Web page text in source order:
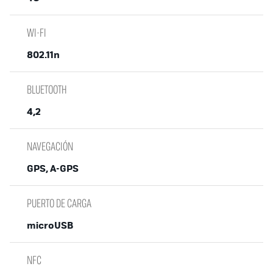
WI-FI
802.11n
BLUETOOTH
4,2
NAVEGACIÓN
GPS, A-GPS
PUERTO DE CARGA
microUSB
NFC